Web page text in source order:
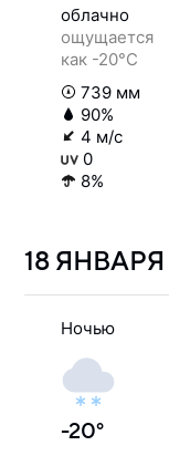
облачно
ощущается
как -20°C
739 мм
90%
4 м/с
0
8%
18 ЯНВАРЯ
Ночью
-20°